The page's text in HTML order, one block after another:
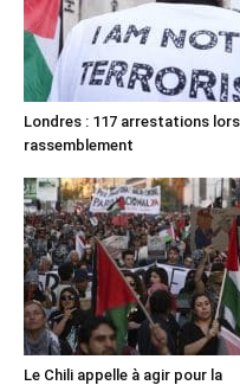
Londres : 117 arrestations lors
rassemblement
Le Chili appelle à agir pour la